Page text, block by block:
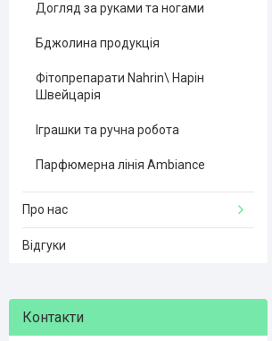
Догляд за руками та ногами
Бджолина продукція
Фітопрепарати Nahrin\ Нарін
Швейцарія
Іграшки та ручна робота
Парфюмерна лінія Ambiance
Про нас
Відгуки